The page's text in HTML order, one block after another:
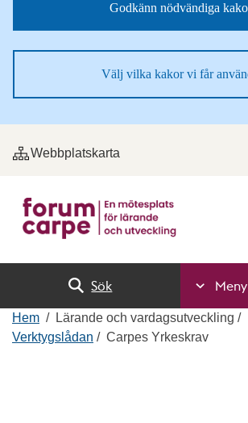
Godkänn nödvändiga
Välj vilka kakor vi får
Webbplatskarta
Sök Meny
Hem
Lärande och vardagsutveckling
Verktygslådan
Carpes Yrkeskrav